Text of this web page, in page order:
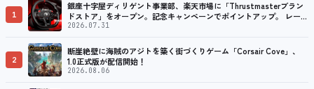
1
銀座十字屋ディリゲント事業部、楽天市場に「Thrustmasterブラン
ドストア」をオープン。記念キャンペーンでポイントアップ。 レーシ
ング／フライトシム向けコントローラーを中心に、幅広くラインナッ
2026.07.31
2
断崖絶壁に海賊のアジトを築く街づくりゲーム「Corsair Cove」、
1.0正式版が配信開始！
2026.08.06